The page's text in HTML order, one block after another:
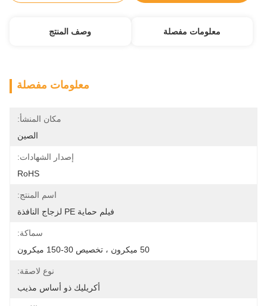
معلومات مفصلة وصف المنتج
معلومات مفصلة
مكان المنشأ:
الصين
إصدار الشهادات:
RoHS
اسم المنتج:
فيلم حماية PE لزجاج النافذة
سماكة:
50 ميكرون ، تخصيص 30-150 ميكرون
نوع لاصقة:
أكريليك ذو أساس مذيب